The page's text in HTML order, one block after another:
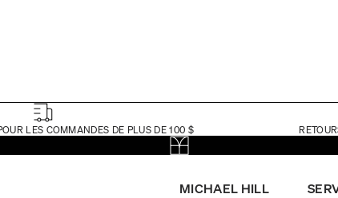
LES COMMANDES DE PLUS DE 100 $
MICHAEL HILL